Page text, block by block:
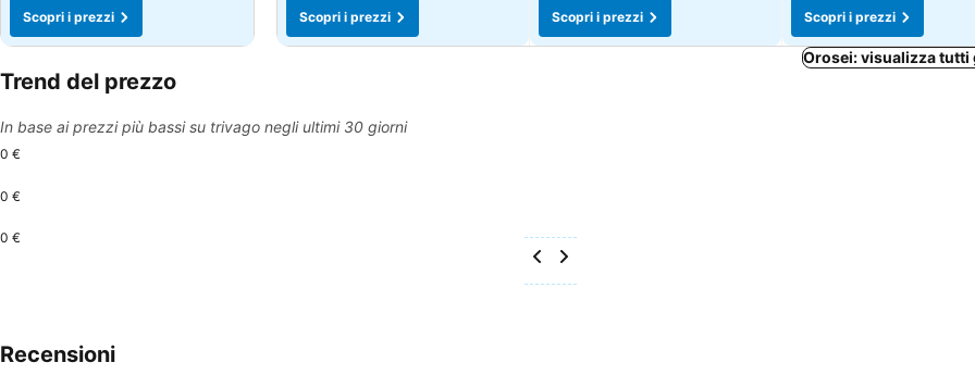
Scopri i prezzi
Scopri i prezzi
Scopri i prezzi
Scopri i prezzi
Orosei: visualizza tutti
Trend del prezzo
In base ai prezzi più bassi su trivago negli ultimi 30 giorni
0 €
0 €
0 €
Recensioni